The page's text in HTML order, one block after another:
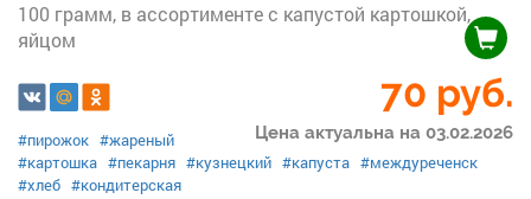
100 грамм, в ассортименте с капустой картошкой,
яйцом
70 руб.
Цена актуальна на 03.02.2026
#пирожок #жареный
#картошка #пекарня #кузнецкий #капуста #междуреченск
#хлеб #кондитерская